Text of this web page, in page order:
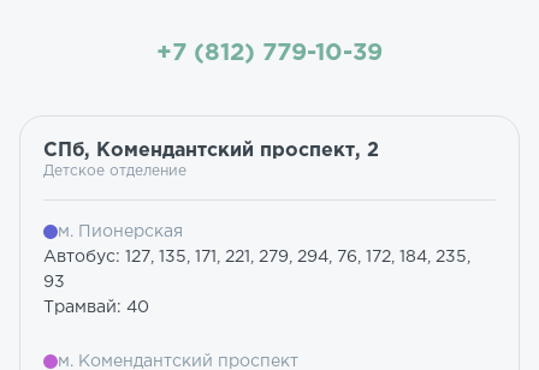
+7 (812) 779-10-39
СПб, Комендантский проспект, 2
Детское отделение
м. Пионерская
Автобус: 127, 135, 171, 221, 279, 294, 76, 172, 184, 235,
93
Трамвай: 40
м. Комендантский проспект